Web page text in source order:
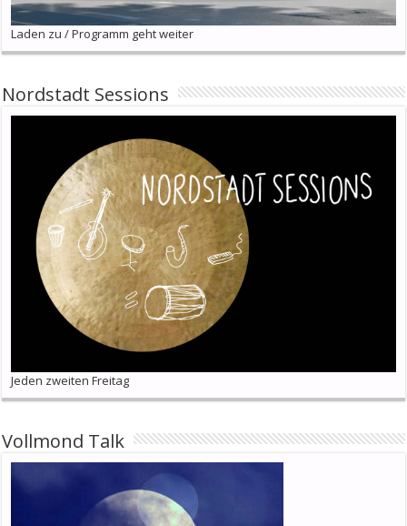
Laden zu / Programm geht weiter
Nordstadt Sessions
Jeden zweiten Freitag
Vollmond Talk